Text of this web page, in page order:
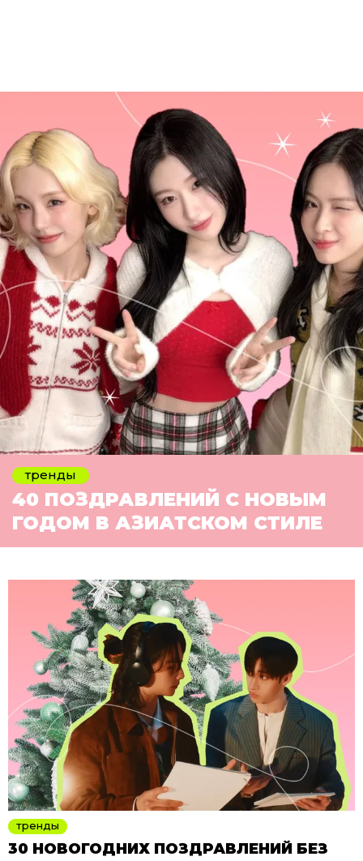
тренды
40 ПОЗДРАВЛЕНИЙ С НОВЫМ
ГОДОМ В АЗИАТСКОМ СТИЛЕ
тренды
30 НОВОГОДНИХ ПОЗДРАВЛЕНИЙ БЕЗ